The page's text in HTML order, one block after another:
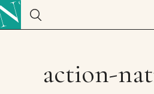
action-